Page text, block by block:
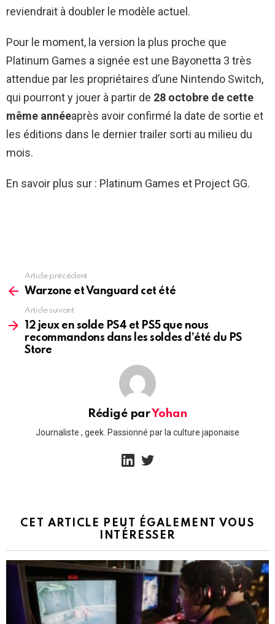
reviendrait à doubler le modèle actuel.
Pour le moment, la version la plus proche que
Platinum Games a signée est une Bayonetta 3 très
attendue par les propriétaires d’une Nintendo Switch,
qui pourront y jouer à partir de 28 octobre de cette
même annéeaprès avoir confirmé la date de sortie et
les éditions dans le dernier trailer sorti au milieu du
mois.
En savoir plus sur : Platinum Games et Project GG.
more
Article précédent
Warzone et Vanguard cet été
Article suivant
12 jeux en solde PS4 et PS5 que nous
recommandons dans les soldes d’été du PS
Store
Rédigé parYohan
Journaliste , geek. Passionné par la culture japonaise
linkedin
CET ARTICLE PEUT ÉGALEMENT VOUS
INTÉRESSER